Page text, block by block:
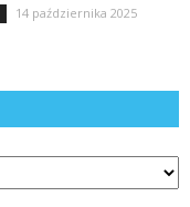
14 października 2025